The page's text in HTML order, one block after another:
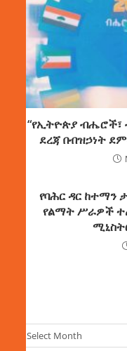
“የኢትዮጵያ ብሔሮች፣
ደረጃ በብዝኃነት
የባሕር ዳር ከተማን
የልማት ሥራዎች
Select Month